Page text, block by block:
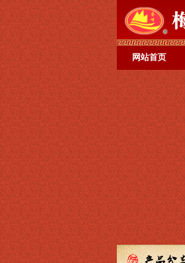
网站首页